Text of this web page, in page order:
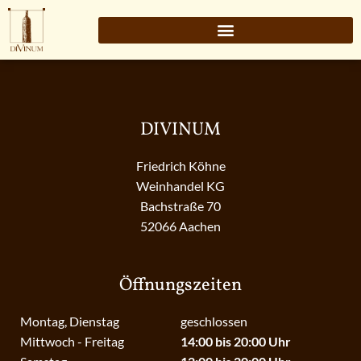
DIVINUM
Friedrich Köhne
Weinhandel KG
Bachstraße 70
52066 Aachen
Öffnungszeiten
Montag, Dienstag
Mittwoch - Freitag
geschlossen
14:00 bis 20:00 Uhr